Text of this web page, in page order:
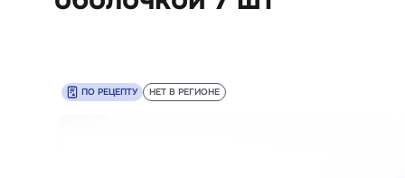
ПО РЕЦЕПТУ НЕТ В РЕГИОНЕ